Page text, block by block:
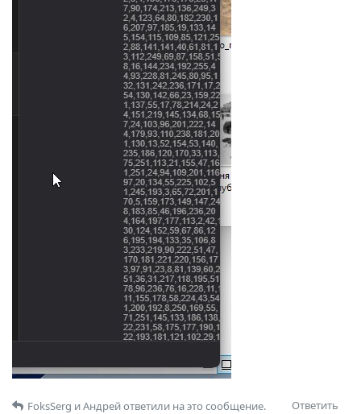
Ответить
FoksSerg иАндрейответили на это сообщение.